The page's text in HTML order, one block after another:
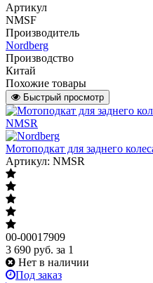
Артикул
NMSF
Производитель
Nordberg
Производство
Китай
Похожие товары
Быстрый просмотр
Мотоподкат для заднего
Артикул: NMSR
00-00017909
3 690 руб. за 1
Нет в наличии
Под заказ